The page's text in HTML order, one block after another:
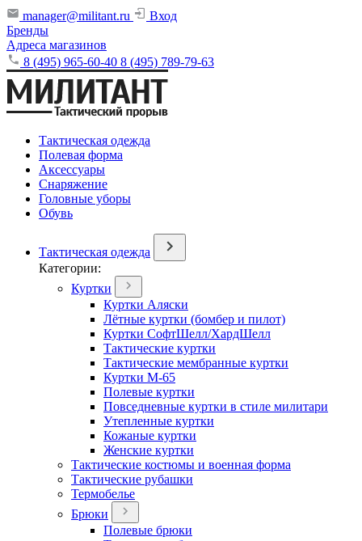
manager@militant.ru
Вход
Бренды
Адреса магазинов
8 (495) 965-60-40 8 (495) 789-79-63
Тактическая одежда
Полевая форма
Аксессуары
Снаряжение
Головные уборы
Обувь
Тактическая одежда
Категории:
Куртки
Куртки Аляски
Лётные куртки (бомбер и пилот)
Куртки СофтШелл/ХардШелл
Тактические куртки
Тактические мембранные куртки
Куртки М-65
Полевые куртки
Повседневные куртки в стиле милитари
Утепленные куртки
Кожаные куртки
Женские куртки
Тактические костюмы и военная форма
Тактические рубашки
Термобелье
Брюки
Полевые брюки